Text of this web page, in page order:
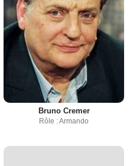
Bruno Cremer
Rôle : Armando